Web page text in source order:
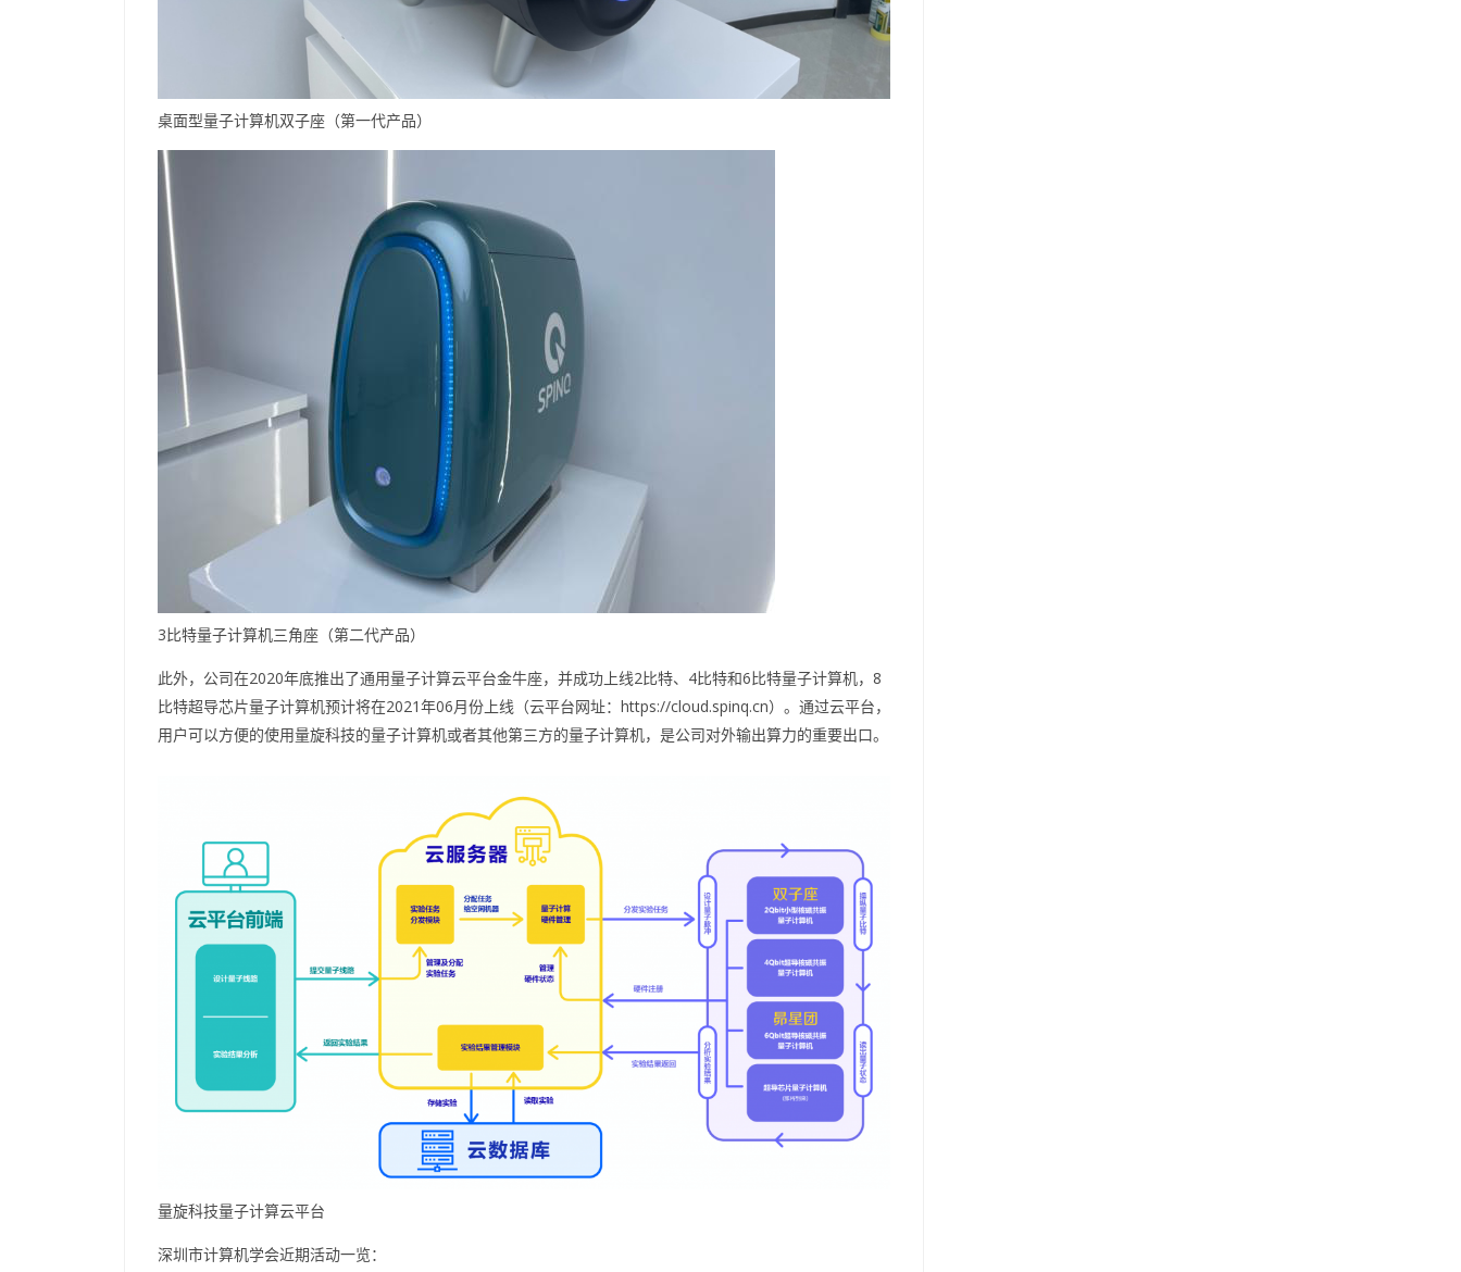
桌面型量子计算机双子座（第一代产品）
3比特量子计算机三角座（第二代产品）
此外，公司在2020年底推出了通用量子计算云平台金牛座，并成功上线2比特、4比特和6比特量子计算机，8
比特超导芯片量子计算机预计将在2021年06月份上线（云平台网址：https://cloud.spinq.cn）。通过云平台，
用户可以方便的使用量旋科技的量子计算机或者其他第三方的量子计算机，是公司对外输出算力的重要出口。
量旋科技量子计算云平台
深圳市计算机学会近期活动一览：